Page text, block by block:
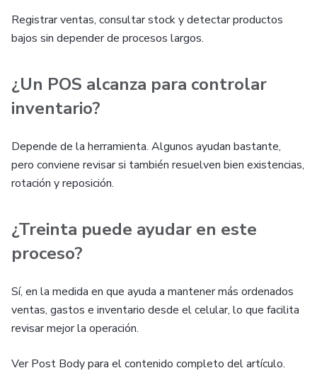
Registrar ventas, consultar stock y detectar productos
bajos sin depender de procesos largos.
¿Un POS alcanza para controlar
inventario?
Depende de la herramienta. Algunos ayudan bastante,
pero conviene revisar si también resuelven bien existencias,
rotación y reposición.
¿Treinta puede ayudar en este
proceso?
Sí, en la medida en que ayuda a mantener más ordenados
ventas, gastos e inventario desde el celular, lo que facilita
revisar mejor la operación.
Ver Post Body para el contenido completo del artículo.